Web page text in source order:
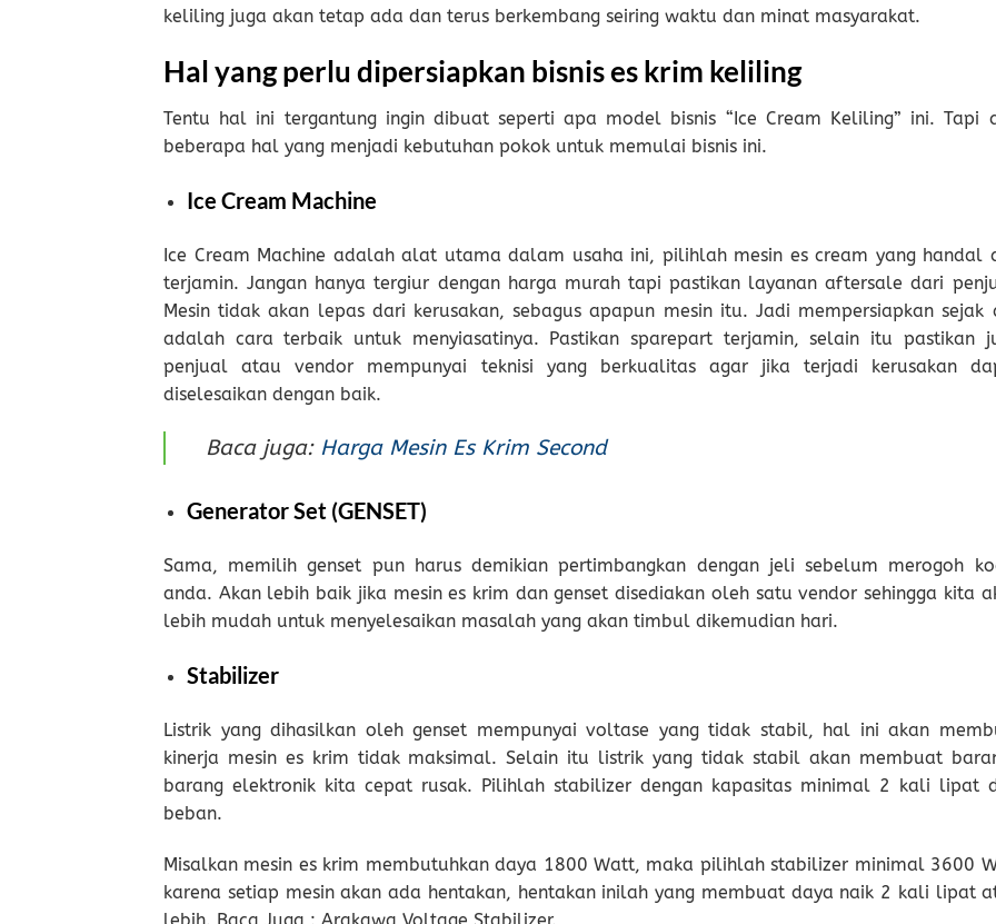
keliling juga akan tetap ada dan terus berkembang seiring waktu dan minat masyarakat.
Hal yang perlu dipersiapkan bisnis es krim keliling
Tentu hal ini tergantung ingin dibuat seperti apa model bisnis “Ice Cream Keliling” ini. Tapi
beberapa hal yang menjadi kebutuhan pokok untuk memulai bisnis ini.
Ice Cream Machine
Ice Cream Machine adalah alat utama dalam usaha ini, pilihlah mesin es cream yang handal
terjamin. Jangan hanya tergiur dengan harga murah tapi pastikan layanan aftersale dari
Mesin tidak akan lepas dari kerusakan, sebagus apapun mesin itu. Jadi mempersiapkan sejak
adalah cara terbaik untuk menyiasatinya. Pastikan sparepart terjamin, selain itu pastikan
penjual atau vendor mempunyai teknisi yang berkualitas agar jika terjadi kerusakan
diselesaikan dengan baik.
Baca juga: Harga Mesin Es Krim Second
Generator Set (GENSET)
Sama, memilih genset pun harus demikian pertimbangkan dengan jeli sebelum merogoh
anda. Akan lebih baik jika mesin es krim dan genset disediakan oleh satu vendor sehingga kita
lebih mudah untuk menyelesaikan masalah yang akan timbul dikemudian hari.
Stabilizer
Listrik yang dihasilkan oleh genset mempunyai voltase yang tidak stabil, hal ini akan
kinerja mesin es krim tidak maksimal. Selain itu listrik yang tidak stabil akan membuat
barang elektronik kita cepat rusak. Pilihlah stabilizer dengan kapasitas minimal 2 kali lipat
beban.
Misalkan mesin es krim membutuhkan daya 1800 Watt, maka pilihlah stabilizer minimal 3600
karena setiap mesin akan ada hentakan, hentakan inilah yang membuat daya naik 2 kali lipat